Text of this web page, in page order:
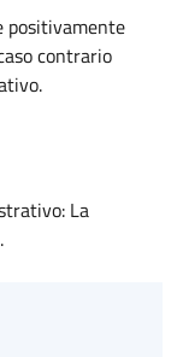
positivamente
contrario
La